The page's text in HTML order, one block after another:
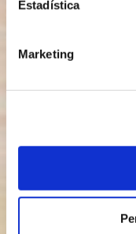
Estadística
Marketing